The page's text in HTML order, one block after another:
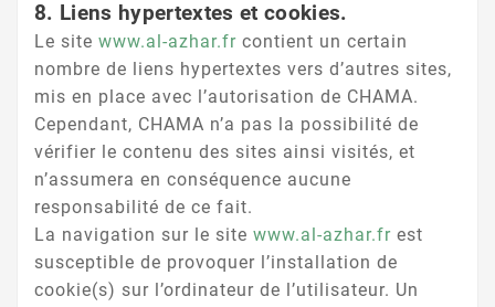
8. Liens hypertextes et cookies.
Le site www.al-azhar.fr contient un certain
nombre de liens hypertextes vers d’autres sites,
mis en place avec l’autorisation de CHAMA.
Cependant, CHAMA n’a pas la possibilité de
vérifier le contenu des sites ainsi visités, et
n’assumera en conséquence aucune
responsabilité de ce fait.
La navigation sur le site www.al-azhar.fr est
susceptible de provoquer l’installation de
cookie(s) sur l’ordinateur de l’utilisateur. Un